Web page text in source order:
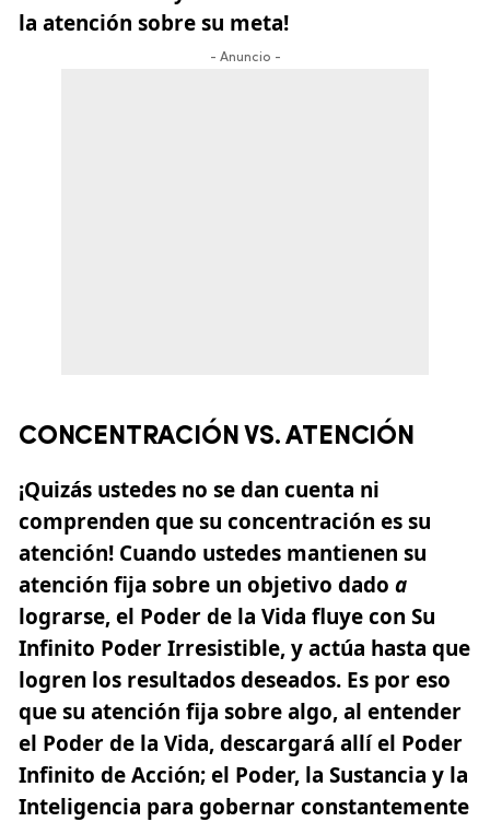
la atención sobre su meta!
- Anuncio -
CONCENTRACIÓN VS. ATENCIÓN
¡Quizás ustedes no se dan cuenta ni
comprenden que su concentración es su
atención! Cuando ustedes mantienen su
atención fija sobre un objetivo dado a
lograrse, el Poder de la Vida fluye con Su
Infinito Poder Irresistible, y actúa hasta que
logren los resultados deseados. Es por eso
que su atención fija sobre algo, al entender
el Poder de la Vida, descargará allí el Poder
Infinito de Acción; el Poder, la Sustancia y la
Inteligencia para gobernar constantemente